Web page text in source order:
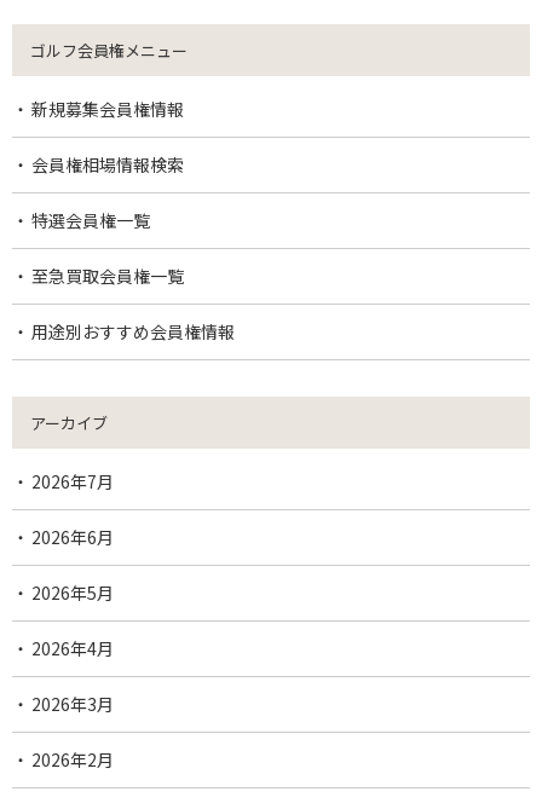
ゴルフ会員権メニュー
新規募集会員権情報
会員権相場情報検索
特選会員権一覧
至急買取会員権一覧
用途別おすすめ会員権情報
アーカイブ
2026年7月
2026年6月
2026年5月
2026年4月
2026年3月
2026年2月